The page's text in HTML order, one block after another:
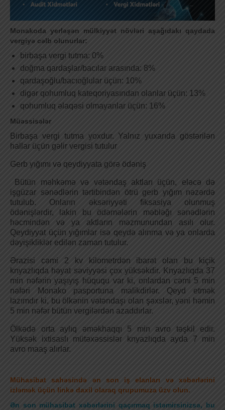
Monakoda yerləşən mülkiyyət növləri aşağıdakı qaydada
vergiyə cəlb olunurlar:
birbaşa vergi tutma: 0%
doğma qardaşlar/bacılar arasında: 8%
qardaşoğlu/bacıoğlular üçün: 10%
digər qohumluq kateqoriyasından olanlar üçün: 13%
qohumluq əlaqəsi olmayanlar üçün: 16%
Müəssisələr
Birbaşa vergi tutma yoxdur. Yalnız yuxarıda göstərilən
hallar üçün gəlir vergisi tutulur
Gerb yığımı və qeydiyyata görə ödəniş
Bütün məhkəmə və vətəndaş aktları üçün, eləcə də
işgüzar sənədlərin tərtibindən ötrü gerb yığım nəzərdə
tutulub. Onların əksəriyyəti fiksasiya olunmuş
ödənişlərdir, lakin bu ödəmələrin məbləğı sənədlərin
həcmindən və ya aktların məzmunundan asılı olur.
Qeydiyyat üçün yığımlar isə qeydə alınma və ya onlarda
dəyişikliklər edilən zaman tutulur.
Ərazisi cəmi 2 kv kilometrdən ibarət olan bu kiçik
knyazlıqda həyat səviyyəsi çox yüksəkdir. Knyazlıqda 37
min nəfərin yaşıyış hüququ var ki, onlardan cəmi 5 min
nəfəri Monako pasportuna malikdirlər. Qeyd etmək
lazımdır ki, bu ölkənin vətəndaşı olan şəxslər, yəni həmin
5 min nəfər bütün vergilərdən azaddırlar.
Ölkədə orta aylıq əməkhaqqı 5 min avro təşkil edir.
Yüksək ixtisaslı mütəxəssislər knyazlıqda ayda 7 min
avro maaş alırlar.
Mühasibat sahəsində ən son iş elanları və xəbərlərini
izləmək üçün linkə daxil olaraq qrupumuza üzv olun.
Ən son mühasibat xəbərlərini qaçırmaq istəmirsinizsə, bu